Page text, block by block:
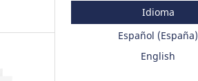
Idioma
Español (España)
English